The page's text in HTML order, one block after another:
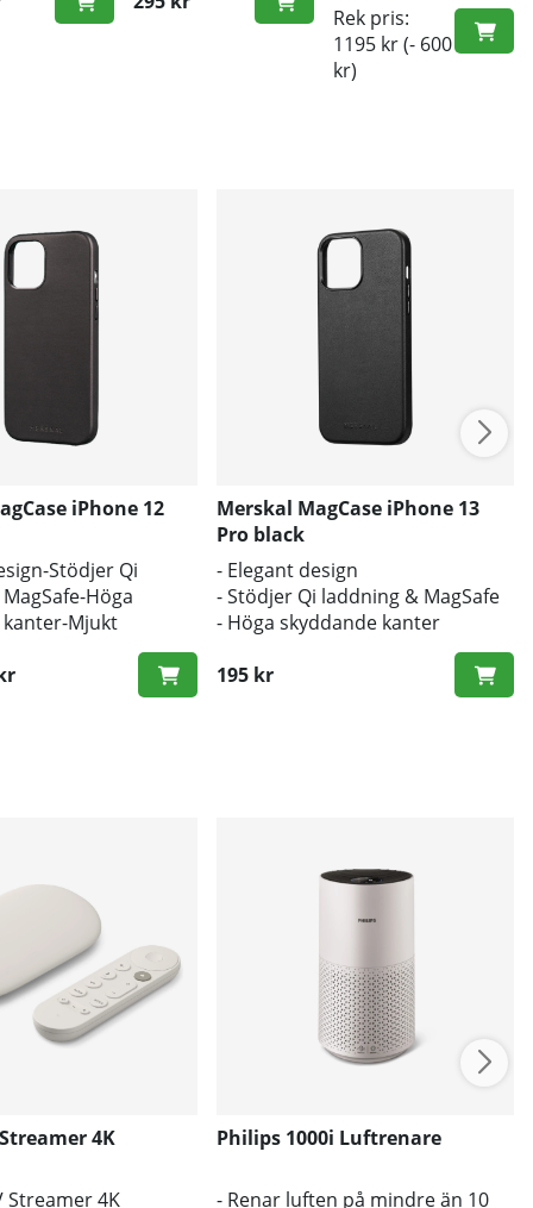
Rek pris:
1195 kr(- 600
kr)
iPhone 12
Stödjer Qi
Höga
Mjukt
Merskal MagCase iPhone 13
Pro black
- Elegant design
- Stödjer Qi laddning & MagSafe
- Höga skyddande kanter
195 kr
4K
Streamer 4K
Philips 1000i Luftrenare
- Renar luften på mindre än 10